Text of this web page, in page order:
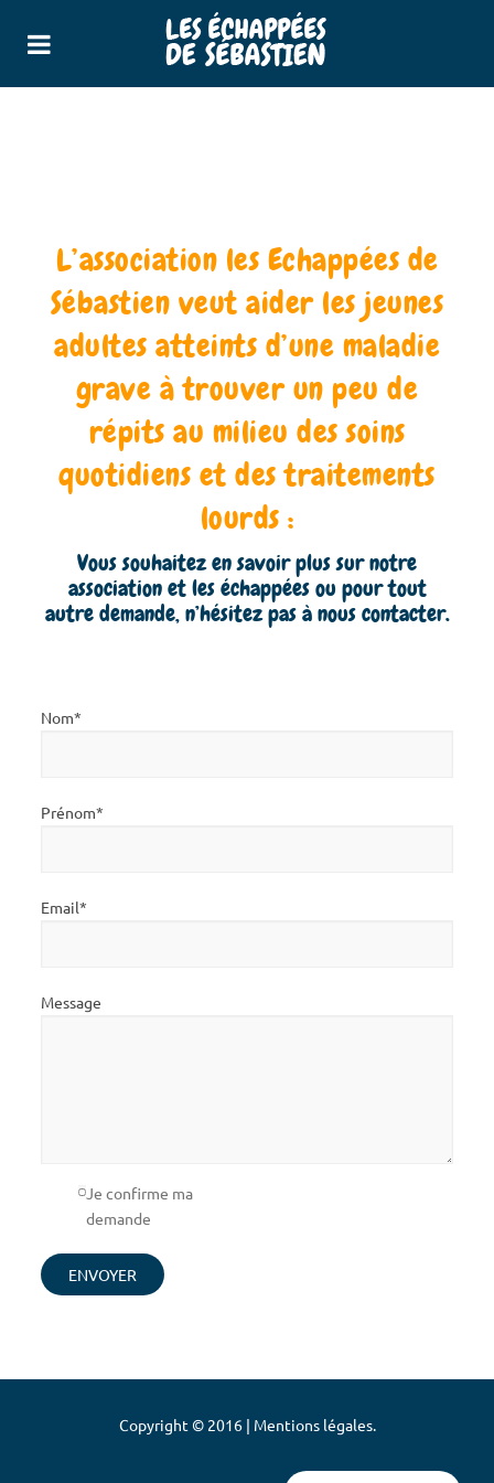
L’association les Echappées de
Sébastien veut aider les jeunes
adultes atteints d’une maladie
grave à trouver un peu de
répits au milieu des soins
quotidiens et des traitements
lourds :
Vous souhaitez en savoir plus sur notre
association et les échappées ou pour tout
autre demande, n’hésitez pas à nous contacter.
Nom*
Prénom*
Email*
Message
Je confirme ma
demande
Copyright © 2016 | Mentions légales.